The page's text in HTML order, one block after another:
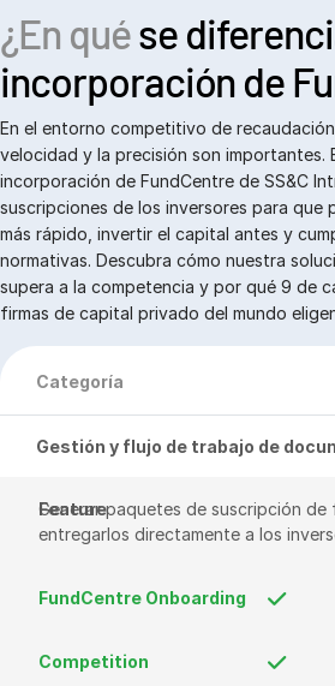
¿En quése
incorporación de
En el entorno competitivo de
velocidad y la precisión son importantes.
incorporación de FundCentre de SS&C
suscripciones de los inversores para que
más rápido, invertir el capital antes y
normativas. Descubra cómo nuestra
supera a la competencia y por qué 9 de
firmas de capital privado del mundo
Categoría
Gestión y flujo de trabajo de
Generar paquetes de suscripción
entregarlos directamente a los